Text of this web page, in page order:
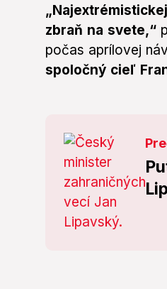
zbraň na svete,“
počas aprílovej
spoločný cieľ